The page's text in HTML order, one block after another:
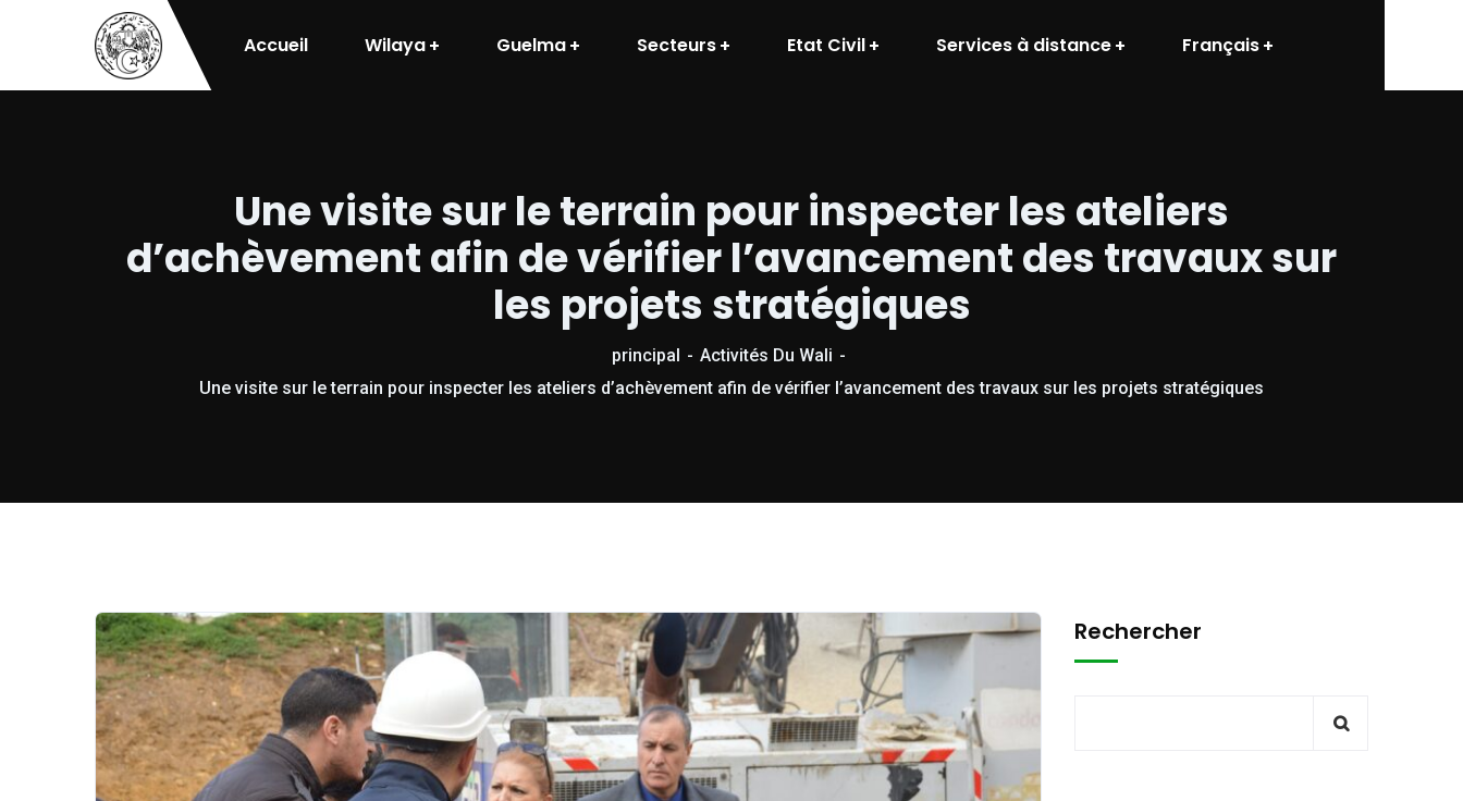
Accueil Wilaya Guelma Secteurs Etat Civil Services à distance Français
Une visite sur le terrain pour inspecter les ateliers
d’achèvement afin de vérifier l’avancement des travaux sur
les projets stratégiques
principal
Activités Du Wali
Une visite sur le terrain pour inspecter les ateliers d’achèvement afin de vérifier l’avancement des travaux sur les projets stratégiques
Rechercher